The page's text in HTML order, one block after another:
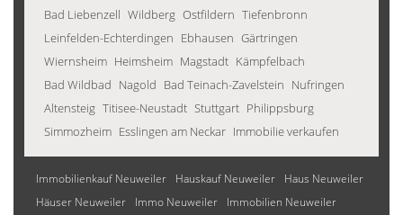
Bad Liebenzell Wildberg Ostfildern Tiefenbronn
Leinfelden-Echterdingen Ebhausen Gärtringen
Wiernsheim Heimsheim Magstadt Kämpfelbach
Bad Wildbad Nagold Bad Teinach-Zavelstein Nufringen
Altensteig Titisee-Neustadt Stuttgart Philippsburg
Simmozheim Esslingen am Neckar Immobilie verkaufen
Immobilienkauf Neuweiler Hauskauf Neuweiler
Haus Neuweiler
Häuser Neuweiler
Immo Neuweiler
Immobilien Neuweiler